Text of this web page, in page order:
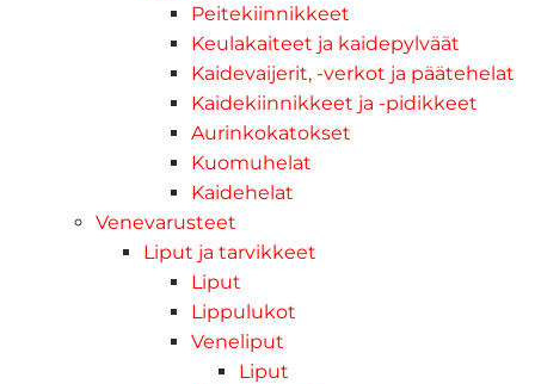
Peitekiinnikkeet
Keulakaiteet ja kaidepylväät
Kaidevaijerit, -verkot ja päätehelat
Kaidekiinnikkeet ja -pidikkeet
Aurinkokatokset
Kuomuhelat
Kaidehelat
Venevarusteet
Liput ja tarvikkeet
Liput
Lippulukot
Veneliput
Liput